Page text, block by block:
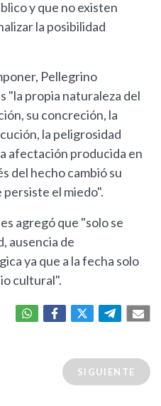
y que no existen
la posibilidad
Pellegrino
"la propia naturaleza del
su concreción, la
la peligrosidad
afectación producida en
del hecho cambió su
el miedo".
agregó que "solo se
ausencia de
ya que a la fecha solo
cultural".
SIGUIENTE